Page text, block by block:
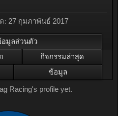
: 27 กุมภาพันธ์ 2017
มูลส่วนตัว
กิจกรรมล่าสุด
ข้อมูล
Racing's profile yet.